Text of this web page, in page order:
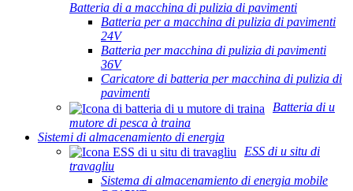
Batteria di a macchina di pulizia di pavimenti
Batteria per a macchina di pulizia di pavimenti
24V
Batteria per macchina di pulizia di pavimenti
36V
Caricatore di batteria per macchina di pulizia di
pavimenti
Batteria di u
mutore di pesca à traina
Sistemi di almacenamiento di energia
ESS di u situ di
travagliu
Sistema di almacenamiento di energia mobile